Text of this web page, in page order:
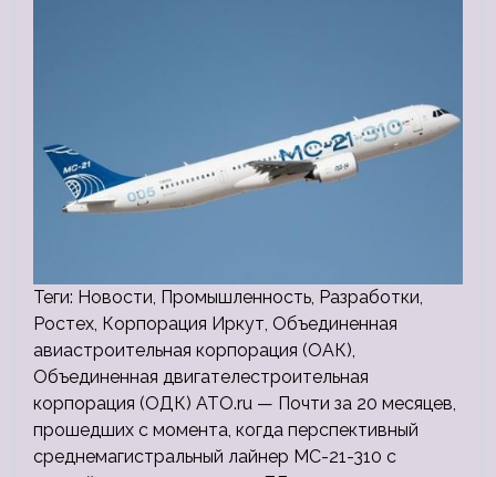
Теги: Новости, Промышленность, Разработки,
Ростех, Корпорация Иркут, Объединенная
авиастроительная корпорация (ОАК),
Объединенная двигателестроительная
корпорация (ОДК) ATO.ru — Почти за 20 месяцев,
прошедших с момента, когда перспективный
среднемагистральный лайнер МС-21-310 с